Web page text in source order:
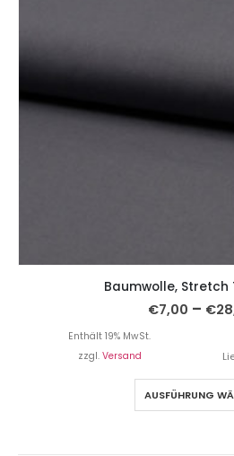
Baumwolle, Stretch
€7,00 – €
Enthält 19% MwSt.
zzgl. Versand
AUSFÜHRUNG